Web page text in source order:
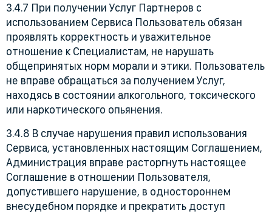
3.4.7 При получении Услуг Партнеров с
использованием Сервиса Пользователь обязан
проявлять корректность и уважительное
отношение к Специалистам, не нарушать
общепринятых норм морали и этики. Пользователь
не вправе обращаться за получением Услуг,
находясь в состоянии алкогольного, токсического
или наркотического опьянения.
3.4.8 В случае нарушения правил использования
Сервиса, установленных настоящим Соглашением,
Администрация вправе расторгнуть настоящее
Соглашение в отношении Пользователя,
допустившего нарушение, в одностороннем
внесудебном порядке и прекратить доступ